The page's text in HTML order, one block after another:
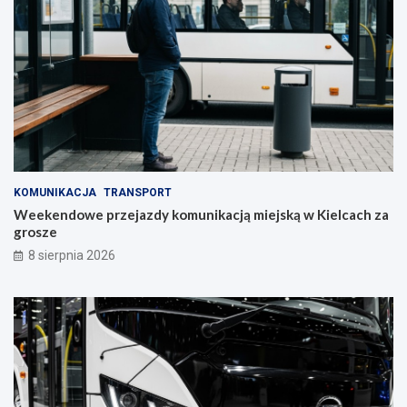
i
ę
o
n
y
w
S
t
w
c
z
y
e
e
a
c
h
!
KOMUNIKACJA TRANSPORT
Weekendowe przejazdy komunikacją miejską w Kielcach za
grosze
8 sierpnia 2026